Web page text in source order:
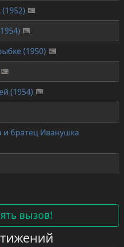
(1950)
(1954)
и братец Иванушка
вызов!